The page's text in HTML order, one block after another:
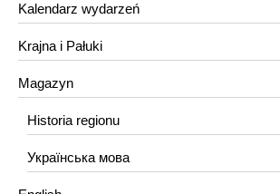
Kalendarz wydarzeń
Krajna i Pałuki
Magazyn
Historia regionu
Українська мова